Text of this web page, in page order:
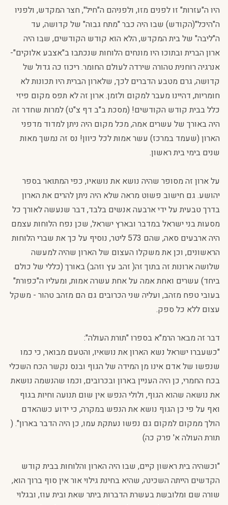
היו ה"עזרות" זו לפנים מזו, ולפניהם ה"חיל", חצר המקדש, ולפניו
ה"היכל"(הקודש) שבו היה כבר "מתח גבוה" של קדושה, עד
ה"ליבה" של בית המקדש, הלא הוא קודש הקודשים, שבו היה
ארון הברית ובתוכו היו מונחים הלוחות שנכתבו ב"אצבע אלוקים"-
אנרגיה רוחנית טהורה שירדה לעולם החומר. ריכוז כה גדול של
קדושה, גרם מטבע הדברים לכך, שלארון הברית היו תכונות לא
חומריות, דהיינו מעבר למקום ולזמן. ארון זה לא תפס מקום פיזי
כלל בבית קודש הקודשים! (מסכת ב"ב דף צ"ט) למרות שחדר זה
היה באורך של עשרים אמה, מכל מקום היה ניתן למדוד מדפני
הארון (שעמד במרכז) עשר אמות לכל כיוון! נס זה נמשך מאות
שנים בימי בית ראשון.
על ארון זה מסופר שהיה נושא את נושאיו, כפי המתואר בספר
יהושע. גם חישוב פשוט מראה שלא היה ניתן להרים את הארון
בדרך טבעית על ידי ארבעה אנשים בלבד, דבר שנעשה לאורך כל
מסעות בני ישראל במדבר ובארץ ישראל, שכן נפח הלוחות עצמם
היה ארבעים סאה, שהם 573 ליטר, נוסיף על כך את שברי הלוחות
הראשונים, וכן את משקלו העצום של הארון שהיה למעשה
שלושה ארונות זה בתוך זה( זהב עץ וזהב) באורך (כללי של כולם
ביחד) עשרים ואחת אמה על אחת עשרה אמות, ומעליו ה"כפורת"
בעובי טפח מזהב, ועליה שני הכרובים גם הם מזהב טהור - משקל
עצום ללא כל ספק.
דבר זה מבאר הרמ"א בספרו "תורת העולה":
"כשעברו ישראל נשא הארון את נושאיו, והטעם מבואר, כי כמו
שנפשו של אדם אינו מן המידה של הגוף ובנס נקשר הכח השכלי
בכח החמרי, כן היה העניין בארון ובכרובים, וכמו שהנשמה נושאת
את נושאה שהוא הגוף, ולולי הנפש אין שום תנועה וחיות בגוף
ואף על פי כן הגוף נושא את הנפש במקרה, כי ידוע כשהאדם
הולך ממקום למקום גם נפשו נעתקת עמו, כן היה הדבר בארון". (
תורת העולה א' פרק כה)
"וכשהיה בית ראשון קיים, שבו היה הארון והלוחות בבית קודש
הקדשים הייתה השכינה, שהיא בחינת גילוי אור אין סוף ברוך הוא,
שורה שם ומלובשת בעשרת הדברות ביתר שאת ובית עוז, ובגלוי